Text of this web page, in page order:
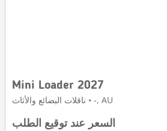
Mini Loader 2027
ناقلات البضائع والأثاث • -, AU
السعر عند توقيع الطلب